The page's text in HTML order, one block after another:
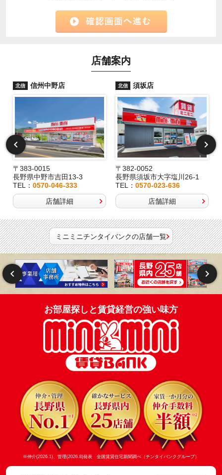
店舗案内
北信 信州中野店
〒383-0015
長野県中野市吉田13-3
TEL： 0570-046-333
店舗詳細
北信 須坂店
〒382-0052
長野県須坂市大字塩川26-1
TEL：0570-023-636
店舗詳細
ミニミニチンタイバンクの店舗一覧
お部屋探しと賃貸経営の強い味方
※仲介(2026.1)、管理(2026.8)発表 全国賃貸住宅新聞調べ（チンタイバンクグループ）